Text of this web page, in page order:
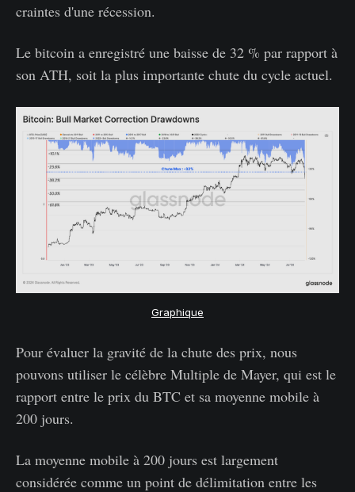
craintes d'une récession.
Le bitcoin a enregistré une baisse de 32 % par rapport à
son ATH, soit la plus importante chute du cycle actuel.
Graphique
Pour évaluer la gravité de la chute des prix, nous
pouvons utiliser le célèbre Multiple de Mayer, qui est le
rapport entre le prix du BTC et sa moyenne mobile à
200 jours.
La moyenne mobile à 200 jours est largement
considérée comme un point de délimitation entre les